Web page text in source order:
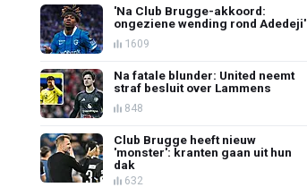
'Na Club Brugge-akkoord:
ongeziene wending rond Adedeji'
1609
Na fatale blunder: United neemt
straf besluit over Lammens
848
Club Brugge heeft nieuw
'monster': kranten gaan uit hun
dak
632